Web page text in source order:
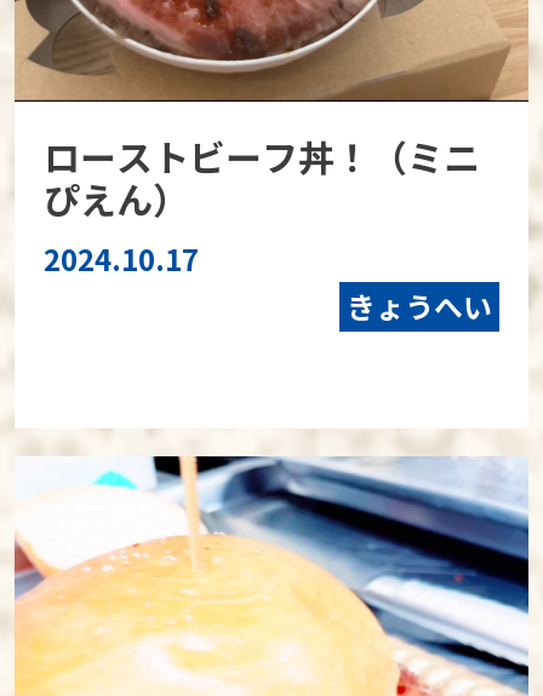
ローストビーフ丼！（ミニ
ぴえん）
2024.10.17
きょうへい